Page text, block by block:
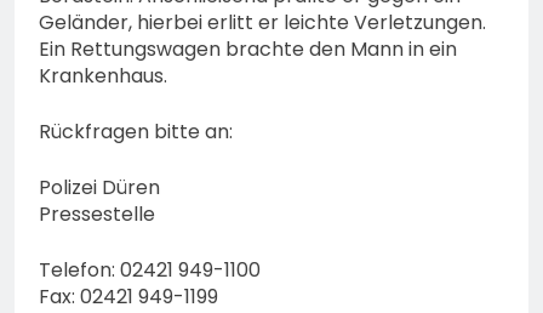
Geländer, hierbei erlitt er leichte Verletzungen.
Ein Rettungswagen brachte den Mann in ein
Krankenhaus.
Rückfragen bitte an:
Polizei Düren
Pressestelle
Telefon: 02421 949-1100
Fax: 02421 949-1199